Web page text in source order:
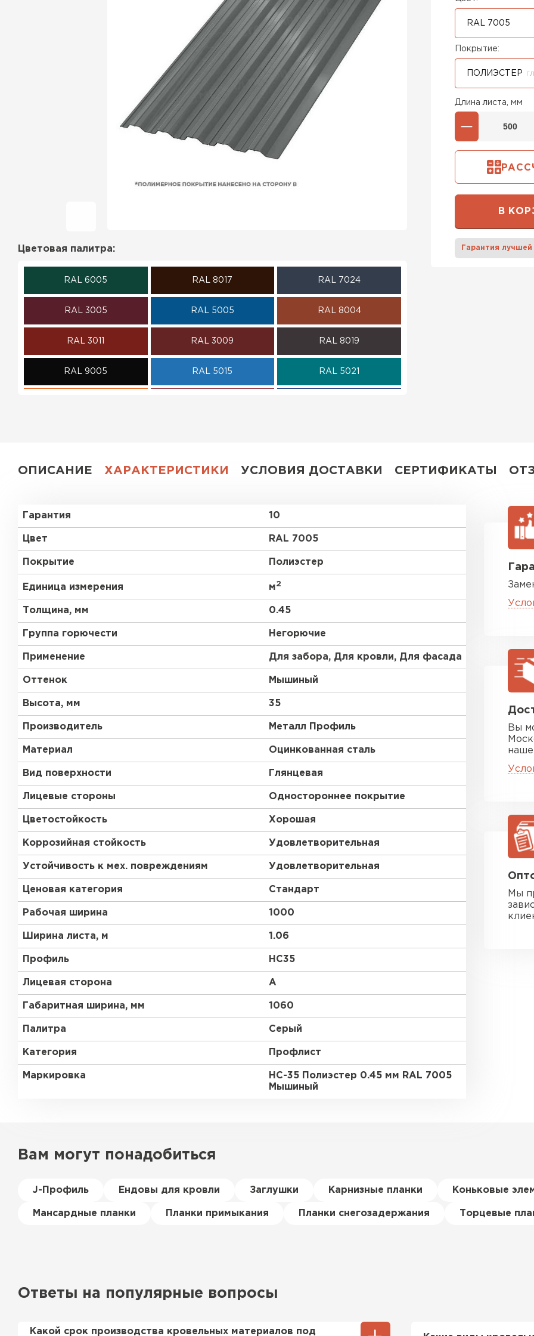
Фальцевая кровля
Ондулин
Гибкая черепица
Водосточная система
Керамическая
Цветовая палитра:
RAL 6005 RAL 8017 RAL 7024
RAL 3005 RAL 5005 RAL 8004
RAL 3011 RAL 3009 RAL 8019
RAL 9005 RAL 5015 RAL 5021
RR 11
RR 35
RAL 7005
Покрытие:
ПОЛИЭСТЕР
Длина листа, мм
В
Гарантия лучшей
ОПИСАНИЕ ХАРАКТЕРИСТИКИ УСЛОВИЯ ДОСТАВКИ СЕРТИФИКАТЫ
Гарантия 10
Цвет RAL 7005
Покрытие Полиэстер
Единица измерения м2
Толщина, мм 0.45
Группа горючести Негорючие
Применение Для забора, Для кровли, Для фасада
Оттенок Мышиный
Высота, мм 35
Производитель Металл Профиль
Материал Оцинкованная сталь
Вид поверхности Глянцевая
Лицевые стороны Одностороннее покрытие
Цветостойкость Хорошая
Коррозийная стойкость Удовлетворительная
Устойчивость к мех. повреждениям Удовлетворительная
Ценовая категория Стандарт
Рабочая ширина 1000
Ширина листа, м 1.06
Профиль HC35
Лицевая сторона A
Габаритная ширина, мм 1060
Палитра Серый
Категория Профлист
Маркировка
НС-35 Полиэстер 0.45 мм RAL 7005
Мышиный
Вы
Мы
Вам могут понадобиться
J-Профиль Ендовы для кровли Заглушки Карнизные планки Коньковые
Мансардные планки Планки примыкания Планки снегозадержания Торцевые
Ответы на популярные вопросы
Какой срок производства кровельных материалов под
Профилированный лист
ПЕРЕЙТИ
Цементно-
ПЕРЕЙТИ